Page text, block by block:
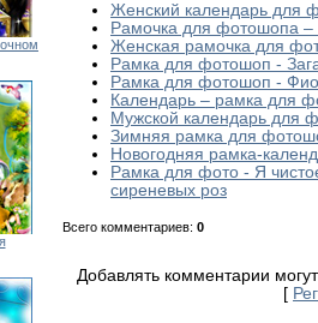
Женский календарь для
Рамочка для фотошопа –
Женская рамочка для
Рамка для фотошоп -
Рамка для фотошоп -
Календарь – рамка для
Мужской календарь для
Зимняя рамка для
Новогодняя рамка-
Рамка для фото - Я
сиреневых роз
Всего комментариев: 0
Добавлять комментарии
[